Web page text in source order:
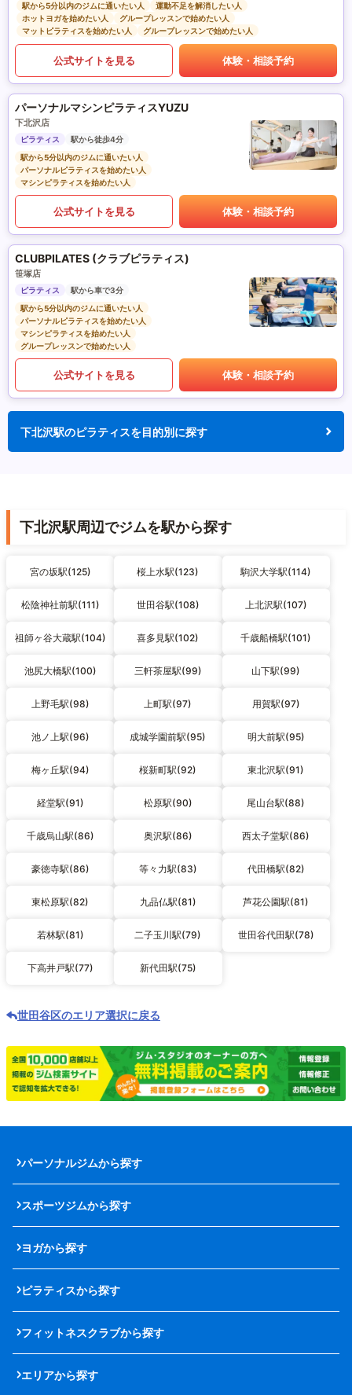
駅から5分以内のジムに通いたい人
運動不足を解消したい人
ホットヨガを始めたい人
グループレッスンで始めたい人
マットピラティスを始めたい人
グループレッスンで始めたい人
公式サイトを見る 体験・相談予約
パーソナルマシンピラティスYUZU
下北沢店
ピラティス
駅から徒歩4分
駅から5分以内のジムに通いたい人
パーソナルピラティスを始めたい人
マシンピラティスを始めたい人
公式サイトを見る 体験・相談予約
CLUBPILATES (クラブピラティス)
笹塚店
ピラティス
駅から車で3分
駅から5分以内のジムに通いたい人
パーソナルピラティスを始めたい人
マシンピラティスを始めたい人
グループレッスンで始めたい人
公式サイトを見る 体験・相談予約
下北沢駅のピラティスを目的別に探す
下北沢駅周辺でジムを駅から探す
宮の坂駅(125) 桜上水駅(123) 駒沢大学駅(114)
松陰神社前駅(111) 世田谷駅(108) 上北沢駅(107)
祖師ヶ谷大蔵駅(104) 喜多見駅(102) 千歳船橋駅(101)
池尻大橋駅(100) 三軒茶屋駅(99) 山下駅(99)
上野毛駅(98) 上町駅(97) 用賀駅(97)
池ノ上駅(96) 成城学園前駅(95) 明大前駅(95)
梅ヶ丘駅(94) 桜新町駅(92) 東北沢駅(91)
経堂駅(91) 松原駅(90) 尾山台駅(88)
千歳烏山駅(86) 奥沢駅(86) 西太子堂駅(86)
豪徳寺駅(86) 等々力駅(83) 代田橋駅(82)
東松原駅(82) 九品仏駅(81) 芦花公園駅(81)
若林駅(81) 二子玉川駅(79) 世田谷代田駅(78)
下高井戸駅(77) 新代田駅(75)
世田谷区のエリア選択に戻る
パーソナルジムから探す
スポーツジムから探す
ヨガから探す
ピラティスから探す
フィットネスクラブから探す
エリアから探す